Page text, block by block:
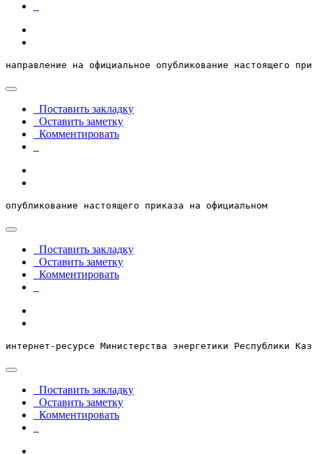
направление на официальное опубликование настоящего
Поставить закладку
Оставить заметку
Комментировать
опубликование настоящего приказа на официальном
Поставить закладку
Оставить заметку
Комментировать
интернет-ресурсе Министерства энергетики Республики
Поставить закладку
Оставить заметку
Комментировать